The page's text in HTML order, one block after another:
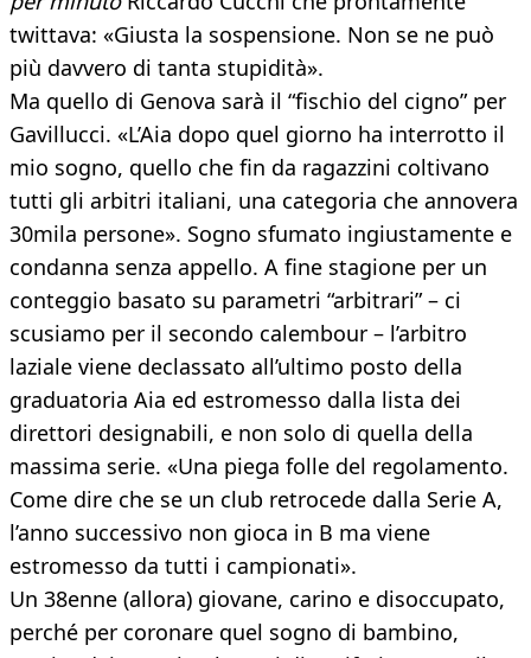
twittava: «Giusta la sospensione. Non se ne può
più davvero di tanta stupidità».
Ma quello di Genova sarà il “fischio del cigno” per
Gavillucci. «L’Aia dopo quel giorno ha interrotto il
mio sogno, quello che fin da ragazzini coltivano
tutti gli arbitri italiani, una categoria che annovera
30mila persone». Sogno sfumato ingiustamente e
condanna senza appello. A fine stagione per un
conteggio basato su parametri “arbitrari” – ci
scusiamo per il secondo calembour – l’arbitro
laziale viene declassato all’ultimo posto della
graduatoria Aia ed estromesso dalla lista dei
direttori designabili, e non solo di quella della
massima serie. «Una piega folle del regolamento.
Come dire che se un club retrocede dalla Serie A,
l’anno successivo non gioca in B ma viene
estromesso da tutti i campionati».
Un 38enne (allora) giovane, carino e disoccupato,
perché per coronare quel sogno di bambino,